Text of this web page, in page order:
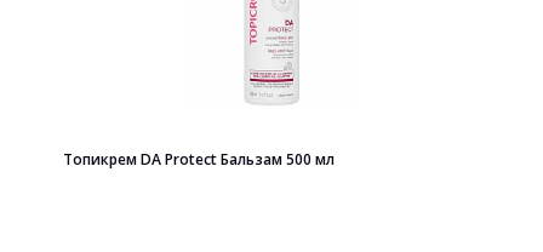
Топикрем DA Protect Бальзам 500 мл